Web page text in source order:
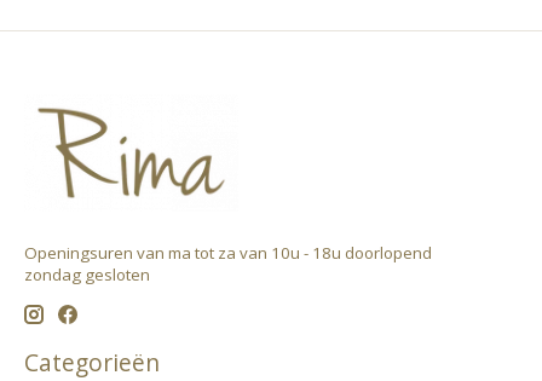
Openingsuren van ma tot za van 10u - 18u doorlopend ​
zondag gesloten
Categorieën